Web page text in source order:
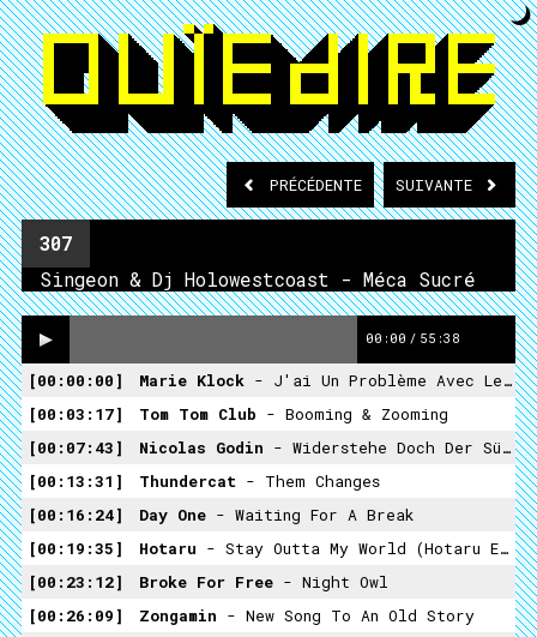
PRÉCÉDENTE SUIVANTE
307
Singeon & Dj Holowestcoast - Méca Sucré
00:00 / 55:38
00:00:00 Marie Klock - J'ai Un Problème Avec Les Détails
00:03:17
Tom Tom Club - Booming & Zooming
00:07:43
Nicolas Godin - Widerstehe Doch Der Sünde
00:13:31
Thundercat - Them Changes
00:16:24
Day One - Waiting For A Break
00:19:35
Hotaru - Stay Outta My World (Hotaru Edit)
00:23:12
Broke For Free - Night Owl
00:26:09
Zongamin - New Song To An Old Story